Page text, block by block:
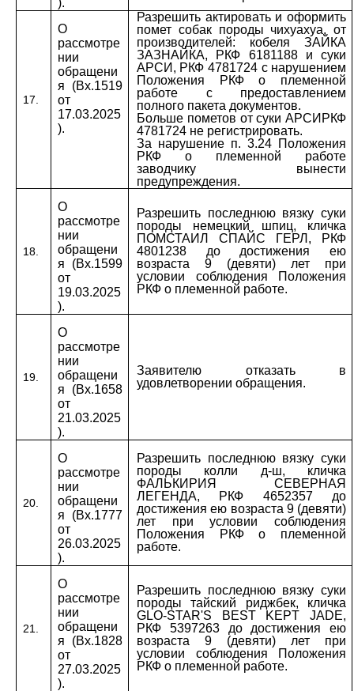
).
17.
О
рассмотре
нии
обращени
я (Вх.1519
от
17.03.2025
).
Разрешить актировать и оформить
помет собак породы чихуахуа, от
производителей: кобеля ЗАЙКА
ЗАЗНАЙКА, РКФ 6181188 и суки
АРСИ, РКФ 4781724 с нарушением
Положения РКФ о племенной
работе с предоставлением
полного пакета документов.
Больше пометов от суки АРСИРКФ
4781724 не регистрировать.
За нарушение п. 3.24 Положения
РКФ о племенной работе
заводчику вынести
предупреждения.
18.
О
рассмотре
нии
обращени
я (Вх.1599
от
19.03.2025
).
Разрешить последнюю вязку суки
породы немецкий шпиц, кличка
ПОМСТАИЛ СПАЙС ГЕРЛ, РКФ
4801238 до достижения ею
возраста 9 (девяти) лет при
условии соблюдения Положения
РКФ о племенной работе.
19.
О
рассмотре
нии
обращени
я (Вх.1658
от
21.03.2025
).
Заявителю отказать в
удовлетворении обращения.
20.
О
рассмотре
нии
обращени
я (Вх.1777
от
26.03.2025
).
Разрешить последнюю вязку суки
породы колли д-ш, кличка
ФАЛЬКИРИЯ СЕВЕРНАЯ
ЛЕГЕНДА, РКФ 4652357 до
достижения ею возраста 9 (девяти)
лет при условии соблюдения
Положения РКФ о племенной
работе.
21.
О
рассмотре
нии
обращени
я (Вх.1828
от
27.03.2025
).
Разрешить последнюю вязку суки
породы тайский риджбек, кличка
GLO-STAR'S BEST KEPT JADE,
РКФ 5397263 до достижения ею
возраста 9 (девяти) лет при
условии соблюдения Положения
РКФ о племенной работе.